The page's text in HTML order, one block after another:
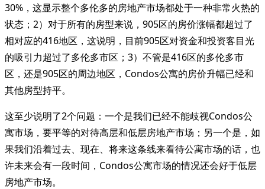
30%，这显示整个多伦多的房地产市场都处于一种非常火热的
状态；2）对于所有的房型来说，905区的房价涨幅都超过了
相对应的416地区，这说明，目前905区对资金和投资客目光
的吸引力超过了多伦多市区；3）不管是416区的多伦多市
区，还是905区的周边地区，Condos公寓的房价升幅已经和
其他房型持平。
这至少说明了2个问题：一个是我们已经不能歧视Condos公
寓市场，要平等的对待高层和低层房地产市场；另一个是，如
果我们沿着过去、现在、将来这条线来看待公寓市场的话，也
许未来会有一段时间，Condos公寓市场的情况还会好于低层
房地产市场。